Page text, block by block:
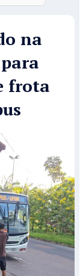
na
frota